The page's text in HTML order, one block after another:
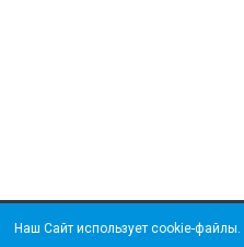
Наш Сайт использует cookie-